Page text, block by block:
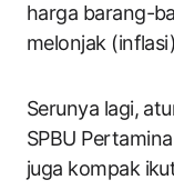
harga barang-
melonjak
Serunya lagi,
SPBU
juga kompak